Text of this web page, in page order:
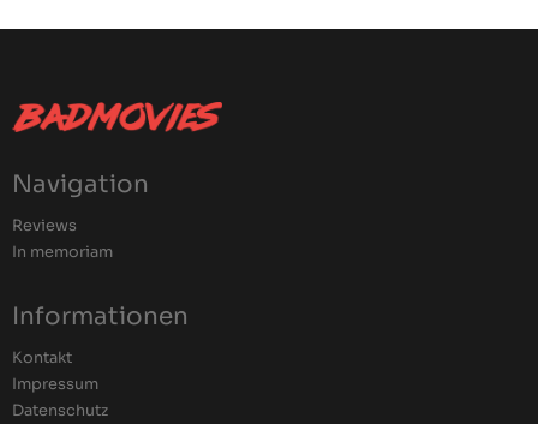
Navigation
Reviews
In memoriam
Informationen
Kontakt
Impressum
Datenschutz